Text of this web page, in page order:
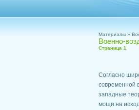
Материалы »
Военно-
Страница 1
Согласно
современной
западные
мощи на